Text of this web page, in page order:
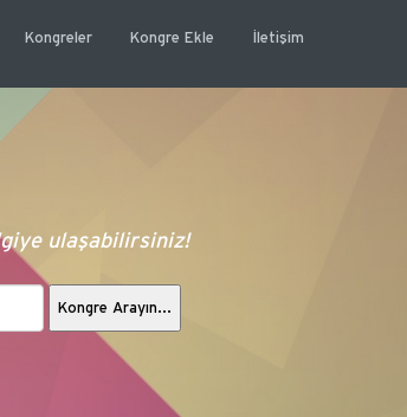
Kongreler Kongre Ekle İletişim
ulaşabilirsiniz!